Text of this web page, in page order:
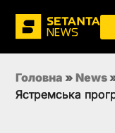
Головна » News
Ястремська